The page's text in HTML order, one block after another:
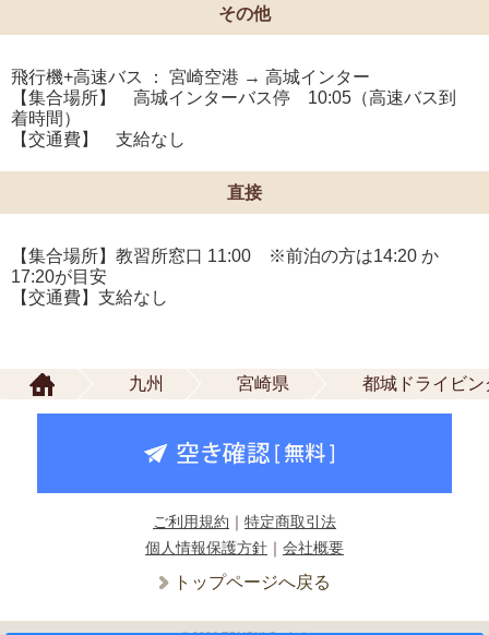
九州 宮崎県 都城ドライビ
その他
飛行機+高速バス ： 宮崎空港 → 高城インター
【集合場所】 高城インターバス停 10:05（高速バス到
着時間）
【交通費】 支給なし
直接
【集合場所】教習所窓口 11:00 ※前泊の方は14:20 か
17:20が目安
【交通費】支給なし
ご利用規約 ｜ 特定商取引法
個人情報保護方針 ｜ 会社概要
トップページへ戻る